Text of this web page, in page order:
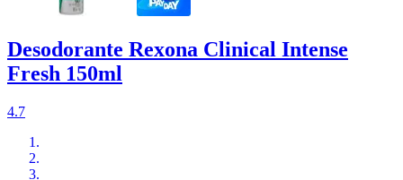
Desodorante Rexona Clinical Intense
Fresh 150ml
4.7